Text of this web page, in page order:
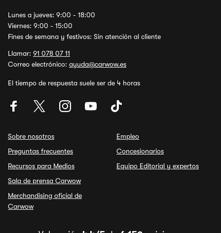
Lunes a jueves: 9:00 - 18:00
Viernes: 9:00 - 15:00
Fines de semana y festivos: Sin atención al cliente
Llamar: 91 078 07 11
Correo electrónico: ayuda@carwow.es
El tiempo de respuesta suele ser de 4 horas
Sobre nosotros
Preguntas frecuentes
Recursos para Medios
Sala de prensa Carwow
Merchandising oficial de
Carwow
Empleo
Concesionarios
Equipo Editorial y expertos